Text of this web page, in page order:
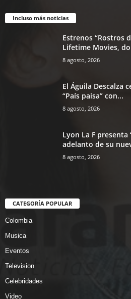
Incluso más noticias
Estrenos “Rostros
Lifetime Movies,
8 agosto, 2026
El Águila Descalza
“País paisa” con...
8 agosto, 2026
Lyon La F presenta
adelanto de su
8 agosto, 2026
CATEGORÍA POPULAR
Colombia
Musica
Eventos
Television
Celebridades
Video